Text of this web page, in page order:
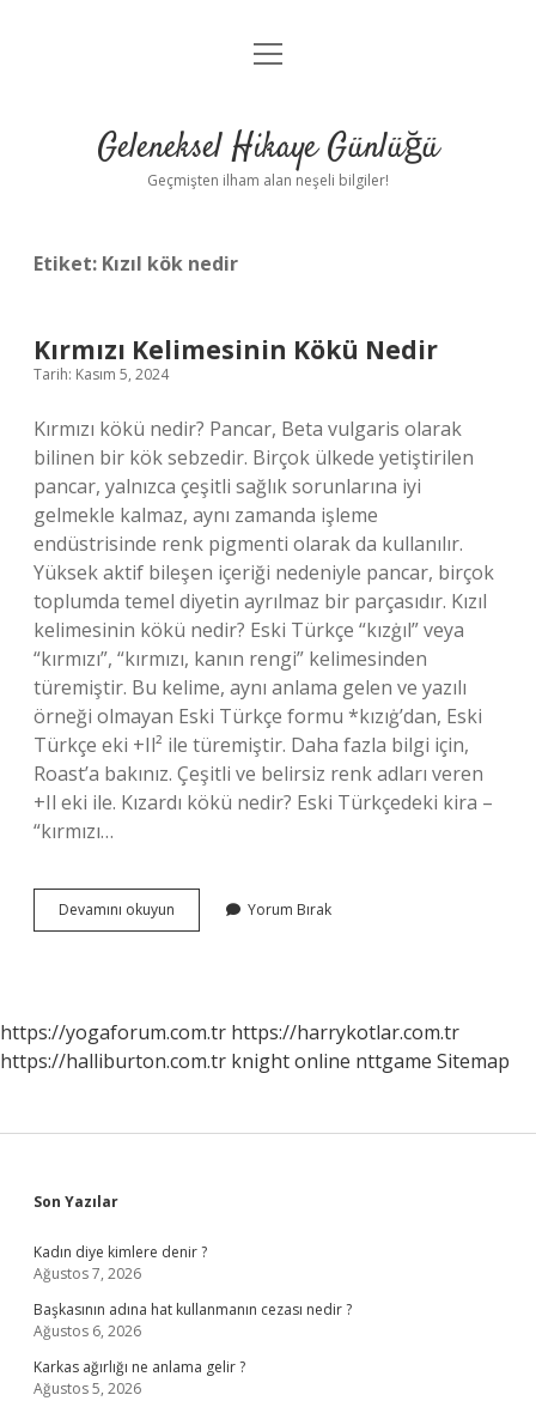
Anasayfa
Yasal Uyarı
menüyü
Geleneksel Hikaye Günlüğü
Geçmişten ilham alan neşeli bilgiler!
Etiket: Kızıl kök nedir
Kırmızı Kelimesinin Kökü Nedir
Tarih: Kasım 5, 2024
Kırmızı kökü nedir? Pancar, Beta vulgaris olarak
bilinen bir kök sebzedir. Birçok ülkede yetiştirilen
pancar, yalnızca çeşitli sağlık sorunlarına iyi
gelmekle kalmaz, aynı zamanda işleme
endüstrisinde renk pigmenti olarak da kullanılır.
Yüksek aktif bileşen içeriği nedeniyle pancar, birçok
toplumda temel diyetin ayrılmaz bir parçasıdır. Kızıl
kelimesinin kökü nedir? Eski Türkçe “kızġıl” veya
“kırmızı”, “kırmızı, kanın rengi” kelimesinden
türemiştir. Bu kelime, aynı anlama gelen ve yazılı
örneği olmayan Eski Türkçe formu *kızıġ’dan, Eski
Türkçe eki +Il² ile türemiştir. Daha fazla bilgi için,
Roast’a bakınız. Çeşitli ve belirsiz renk adları veren
+Il eki ile. Kızardı kökü nedir? Eski Türkçedeki kira –
“kırmızı…
Devamını okuyun
Kelimesinin
Yorum Bırak
https://yogaforum.com.tr https://harrykotlar.com.tr
https://halliburton.com.tr knight online nttgame Sitemap
Sidebar
Son Yazılar
Kadın diye kimlere denir ?
Ağustos 7, 2026
Başkasının adına hat kullanmanın cezası nedir ?
Ağustos 6, 2026
Karkas ağırlığı ne anlama gelir ?
Ağustos 5, 2026